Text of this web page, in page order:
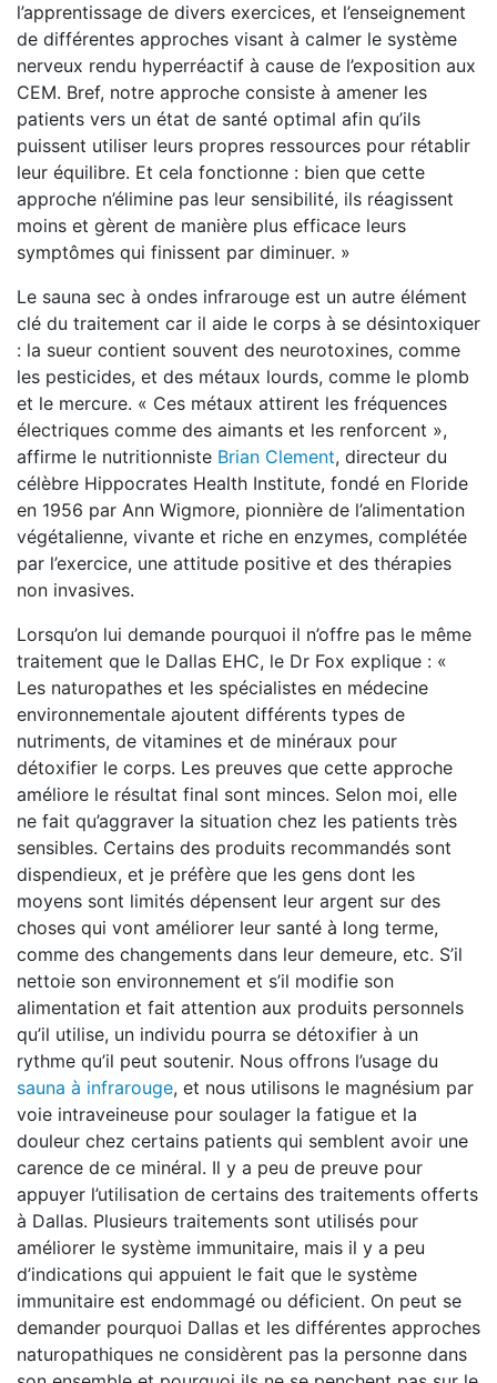
l’apprentissage de divers exercices, et l’enseignement
de différentes approches visant à calmer le système
nerveux rendu hyperréactif à cause de l’exposition aux
CEM. Bref, notre approche consiste à amener les
patients vers un état de santé optimal afin qu’ils
puissent utiliser leurs propres ressources pour rétablir
leur équilibre. Et cela fonctionne : bien que cette
approche n’élimine pas leur sensibilité, ils réagissent
moins et gèrent de manière plus efficace leurs
symptômes qui finissent par diminuer. »
Le sauna sec à ondes infrarouge est un autre élément
clé du traitement car il aide le corps à se désintoxiquer
: la sueur contient souvent des neurotoxines, comme
les pesticides, et des métaux lourds, comme le plomb
et le mercure. « Ces métaux attirent les fréquences
électriques comme des aimants et les renforcent »,
affirme le nutritionniste Brian Clement, directeur du
célèbre Hippocrates Health Institute, fondé en Floride
en 1956 par Ann Wigmore, pionnière de l’alimentation
végétalienne, vivante et riche en enzymes, complétée
par l’exercice, une attitude positive et des thérapies
non invasives.
Lorsqu’on lui demande pourquoi il n’offre pas le même
traitement que le Dallas EHC, le Dr Fox explique : «
Les naturopathes et les spécialistes en médecine
environnementale ajoutent différents types de
nutriments, de vitamines et de minéraux pour
détoxifier le corps. Les preuves que cette approche
améliore le résultat final sont minces. Selon moi, elle
ne fait qu’aggraver la situation chez les patients très
sensibles. Certains des produits recommandés sont
dispendieux, et je préfère que les gens dont les
moyens sont limités dépensent leur argent sur des
choses qui vont améliorer leur santé à long terme,
comme des changements dans leur demeure, etc. S’il
nettoie son environnement et s’il modifie son
alimentation et fait attention aux produits personnels
qu’il utilise, un individu pourra se détoxifier à un
rythme qu’il peut soutenir. Nous offrons l’usage du
sauna à infrarouge, et nous utilisons le magnésium par
voie intraveineuse pour soulager la fatigue et la
douleur chez certains patients qui semblent avoir une
carence de ce minéral. Il y a peu de preuve pour
appuyer l’utilisation de certains des traitements offerts
à Dallas. Plusieurs traitements sont utilisés pour
améliorer le système immunitaire, mais il y a peu
d’indications qui appuient le fait que le système
immunitaire est endommagé ou déficient. On peut se
demander pourquoi Dallas et les différentes approches
naturopathiques ne considèrent pas la personne dans